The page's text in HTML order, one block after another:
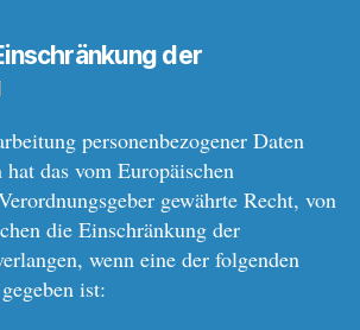
der
personenbezogener Daten
das vom Europäischen
gewährte Recht, von
die Einschränkung der
wenn eine der folgenden
ist: